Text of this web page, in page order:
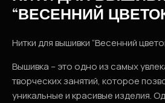
“ВЕСЕННИЙ
Нитки для вышивки “Весенний
Вышивка – это одно из самых
творческих занятий, которое
уникальные и красивые изделия.